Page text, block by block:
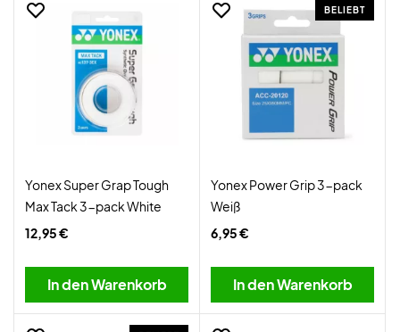
Yonex Super Grap Tough
Max Tack 3-pack White
12,95 €
In den Warenkorb
BELIEBT
Yonex Power Grip 3-pack
Weiß
6,95 €
In den Warenkorb